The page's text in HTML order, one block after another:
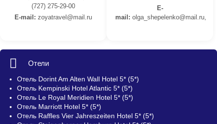
(727) 275-29-00
E-mail: zoyatravel@mail.ru
E-
mail: olga_shepelenko@mail.ru,
Отели
Отель Dorint Am Alten Wall Hotel 5* (5*)
Отель Kempinski Hotel Atlantic 5* (5*)
Отель Le Royal Meridien Hotel 5* (5*)
Отель Marriott Hotel 5* (5*)
Отель Raffles Vier Jahreszeiten Hotel 5* (5*)